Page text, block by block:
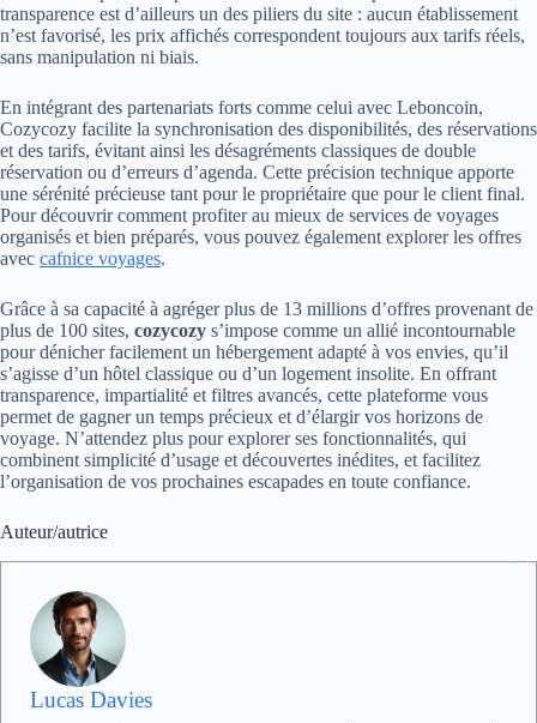
transparence est d’ailleurs un des piliers du site : aucun établissement
n’est favorisé, les prix affichés correspondent toujours aux tarifs réels,
sans manipulation ni biais.
En intégrant des partenariats forts comme celui avec Leboncoin,
Cozycozy facilite la synchronisation des disponibilités, des réservations
et des tarifs, évitant ainsi les désagréments classiques de double
réservation ou d’erreurs d’agenda. Cette précision technique apporte
une sérénité précieuse tant pour le propriétaire que pour le client final.
Pour découvrir comment profiter au mieux de services de voyages
organisés et bien préparés, vous pouvez également explorer les offres
avec cafnice voyages.
Grâce à sa capacité à agréger plus de 13 millions d’offres provenant de
plus de 100 sites, cozycozy s’impose comme un allié incontournable
pour dénicher facilement un hébergement adapté à vos envies, qu’il
s’agisse d’un hôtel classique ou d’un logement insolite. En offrant
transparence, impartialité et filtres avancés, cette plateforme vous
permet de gagner un temps précieux et d’élargir vos horizons de
voyage. N’attendez plus pour explorer ses fonctionnalités, qui
combinent simplicité d’usage et découvertes inédites, et facilitez
l’organisation de vos prochaines escapades en toute confiance.
Auteur/autrice
Lucas Davies